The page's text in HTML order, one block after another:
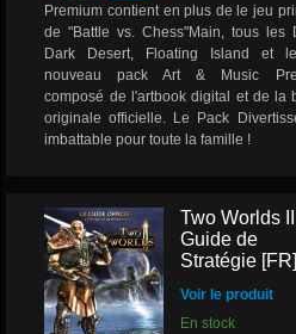
Premium contient en plus de le jeu
de "Battle vs. Chess"Main, tous les
Dark Desert, Floating Island et
nouveau pack Art & Music
composé de l'artbook digital et de la
originale officielle. Le Pack
imbattable pour toute la famille !
Two Worlds II
Guide de
Stratégie [FR]
Voir le produit
En stock